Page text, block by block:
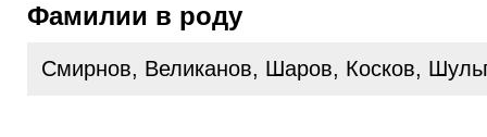
Фамилии в роду
Смирнов, Великанов, Шаров, Косков,